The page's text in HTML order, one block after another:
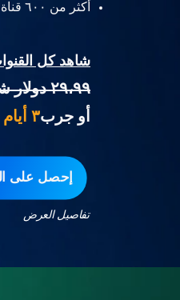
أكثر من ٦٠٠ قناة عربية وأمريكية مجانية
شاهد كل
٢٩،٩٩ دولار شهرياً
أو جرب٣ أيام مجاناً
إحصل على
تفاصيل العرض